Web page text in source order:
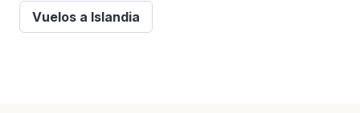
Vuelos a Islandia